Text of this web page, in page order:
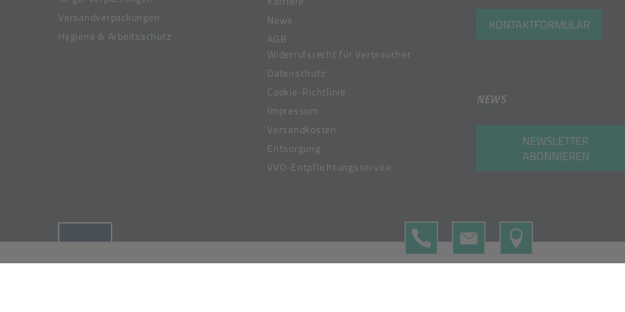
Versandverpackungen
Hygiene & Arbeitsschutz
News
AGB
Widerrufsrecht für Verbraucher
Datenschutz
Cookie-Richtlinie
Impressum
Versandkosten
Entsorgung
VVO-Entpflichtungsservice
KONTAKTFORMULAR
NEWS
NEWSLETTER
ABONNIEREN
© 2019-2026 Meier Verpackungen GmbH, Member of the Bunzl Group
TELEFON KONTAKTFORMULAR
MAP